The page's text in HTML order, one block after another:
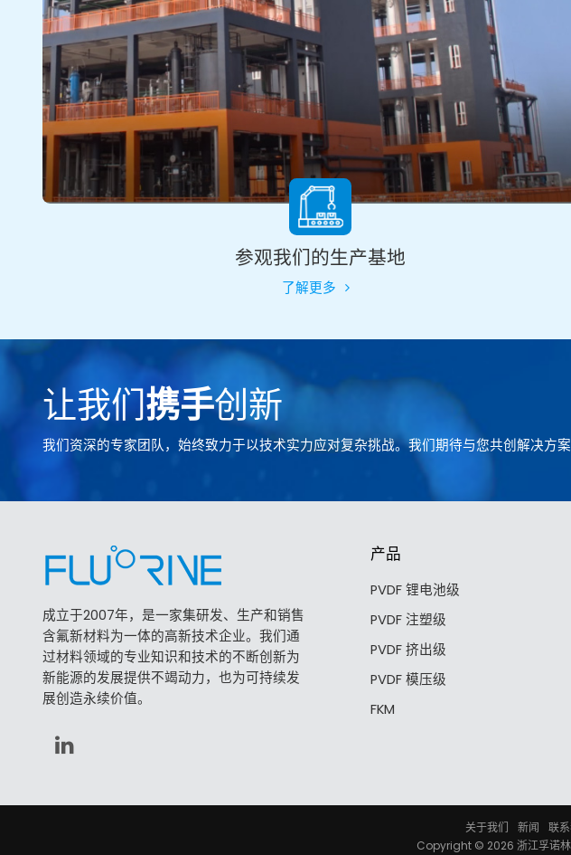
参观我们的生产基地
了解更多
让我们携手创新
我们资深的专家团队，始终致力于以技术实力应对复杂挑战。我们期待与您共创解决方
成立于2007年，是一家集研发、生产和销售
含氟新材料为一体的高新技术企业。我们通
过材料领域的专业知识和技术的不断创新为
新能源的发展提供不竭动力，也为可持续发
展创造永续价值。
产品
PVDF 锂电池级
PVDF 注塑级
PVDF 挤出级
PVDF 模压级
FKM
关于我们 新闻 联
Copyright © 2026 浙江孚诺